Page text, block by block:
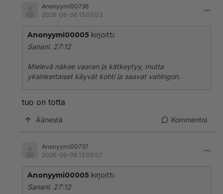
Anonyymi00736
2026-06-06 13:05:03
Anonyymi00005 kirjoitti:
Sananl. 27:12
Mielevä näkee vaaran ja kätkeytyy, mutta
yksinkertaiset käyvät kohti ja saavat vahingon.
tuo on totta
Äänestä Kommentoi
Anonyymi00737
2026-06-06 13:05:07
Anonyymi00005 kirjoitti:
Sananl. 27:12